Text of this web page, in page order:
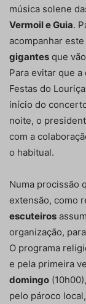
música solene
Vermoil e Guia.
acompanhar
gigantes que
Para evitar que
Festas do
início do
noite, o
com a
o habitual.
Numa procissão
extensão, como
escuteiros
organização,
O programa
e pela primeira
domingo (10h00),
pelo pároco